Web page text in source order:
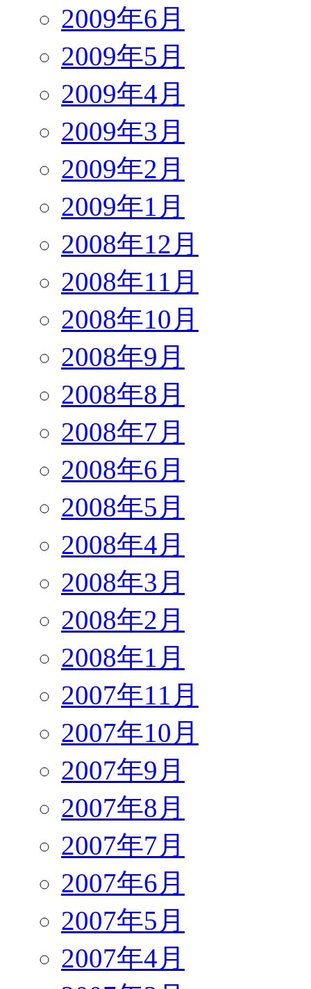
2009年6月
2009年5月
2009年4月
2009年3月
2009年2月
2009年1月
2008年12月
2008年11月
2008年10月
2008年9月
2008年8月
2008年7月
2008年6月
2008年5月
2008年4月
2008年3月
2008年2月
2008年1月
2007年11月
2007年10月
2007年9月
2007年8月
2007年7月
2007年6月
2007年5月
2007年4月